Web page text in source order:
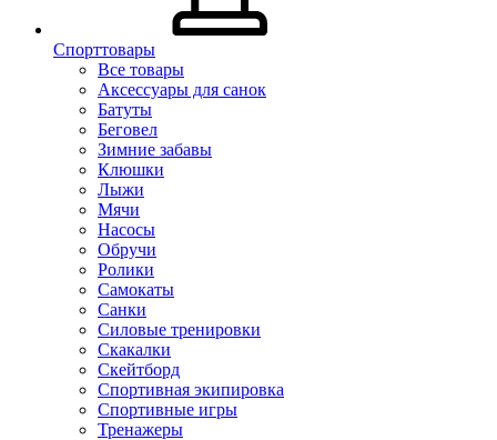
Спорттовары
Все товары
Аксессуары для санок
Батуты
Беговел
Зимние забавы
Клюшки
Лыжи
Мячи
Насосы
Обручи
Ролики
Самокаты
Санки
Силовые тренировки
Скакалки
Скейтборд
Спортивная экипировка
Спортивные игры
Тренажеры